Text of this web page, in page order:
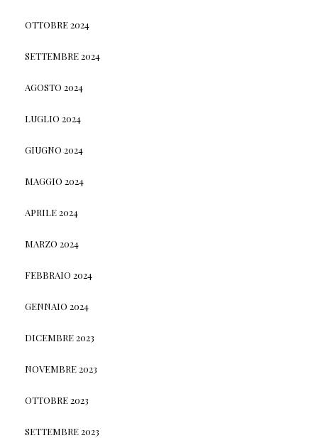
OTTOBRE 2024
SETTEMBRE 2024
AGOSTO 2024
LUGLIO 2024
GIUGNO 2024
MAGGIO 2024
APRILE 2024
MARZO 2024
FEBBRAIO 2024
GENNAIO 2024
DICEMBRE 2023
NOVEMBRE 2023
OTTOBRE 2023
SETTEMBRE 2023